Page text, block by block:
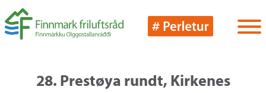
28. Prestøya rundt, Kirkenes